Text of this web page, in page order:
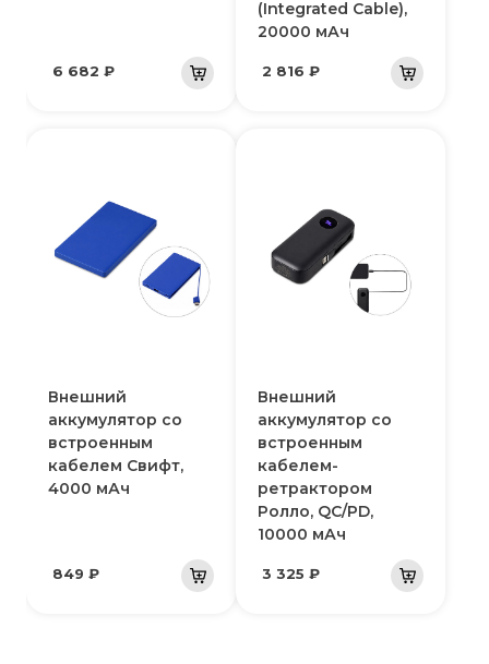
6 682 ₽
(Integrated Cable),
20000 мАч
2 816 ₽
Внешний
аккумулятор со
встроенным
кабелем Свифт,
4000 мАч
849 ₽
Внешний
аккумулятор со
встроенным
кабелем-
ретрактором
Ролло, QC/PD,
10000 мАч
3 325 ₽